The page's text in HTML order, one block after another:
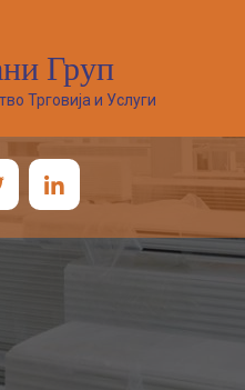
Груп
Трговија и Услуги